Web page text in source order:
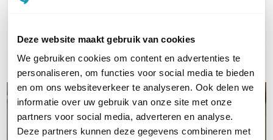
Deze website maakt gebruik van cookies
We gebruiken cookies om content en advertenties te
personaliseren, om functies voor social media te bieden
en om ons websiteverkeer te analyseren. Ook delen we
informatie over uw gebruik van onze site met onze
partners voor social media, adverteren en analyse.
Deze partners kunnen deze gegevens combineren met
E-mail